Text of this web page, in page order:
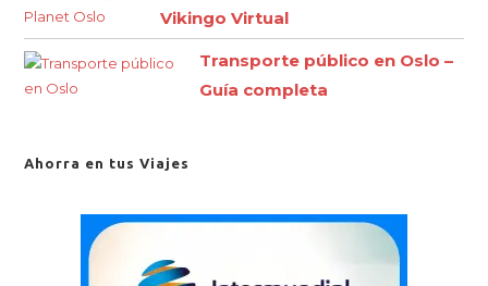
Vikingo Virtual
Transporte público en Oslo –
Guía completa
Ahorra en tus Viajes